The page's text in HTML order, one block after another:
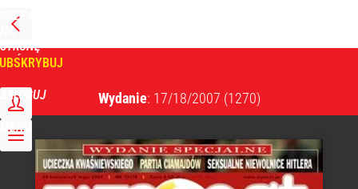
PRZEJDŹ
NA
STRONĘ
GŁÓWNĄ
ZALOGUJ
MENU
Wydanie: 17/18/2007 (1270)